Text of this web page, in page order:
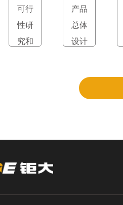
可行
性研
究和
产品
总体
设计